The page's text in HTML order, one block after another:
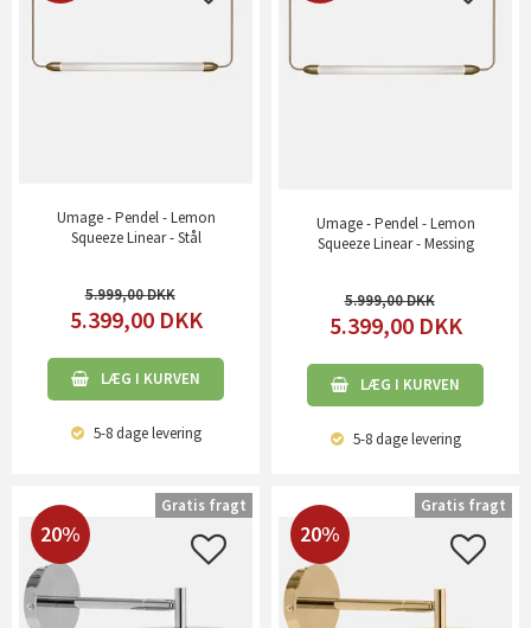
Umage - Pendel - Lemon
Squeeze Linear - Stål
5.999,00
5.399,00 DKK
LÆG I KURVEN
5-8 dagelevering
Umage - Pendel - Lemon
Squeeze Linear - Messing
5.999,00
5.399,00 DKK
LÆG I KURVEN
5-8 dagelevering
20%
Gratis fragt
20%
Gratis fragt